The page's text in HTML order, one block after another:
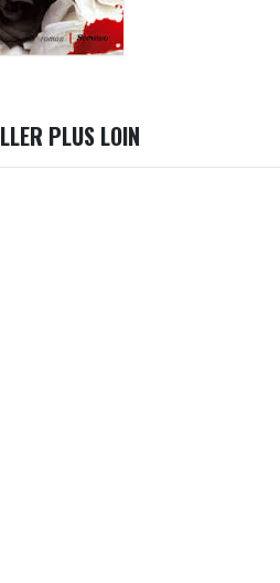
PLUS LOIN